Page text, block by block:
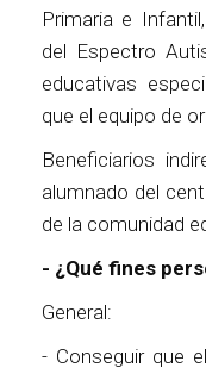
Primaria e
del Espectro
educativas
que el equipo de
Beneficiarios
alumnado del
de la comunidad
- ¿Qué fines
General:
- Conseguir que